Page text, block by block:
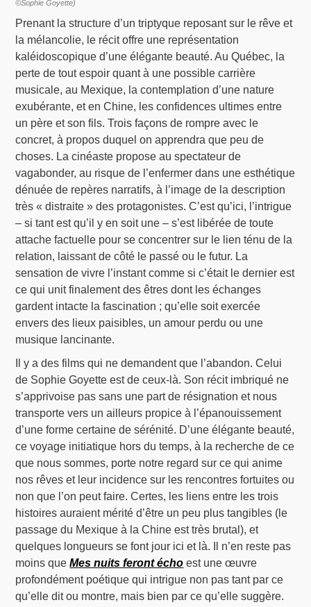
©Sophie Goyette)
Prenant la structure d’un triptyque reposant sur le rêve et
la mélancolie, le récit offre une représentation
kaléidoscopique d’une élégante beauté. Au Québec, la
perte de tout espoir quant à une possible carrière
musicale, au Mexique, la contemplation d’une nature
exubérante, et en Chine, les confidences ultimes entre
un père et son fils. Trois façons de rompre avec le
concret, à propos duquel on apprendra que peu de
choses. La cinéaste propose au spectateur de
vagabonder, au risque de l’enfermer dans une esthétique
dénuée de repères narratifs, à l’image de la description
très « distraite » des protagonistes. C’est qu’ici, l’intrigue
– si tant est qu’il y en soit une – s’est libérée de toute
attache factuelle pour se concentrer sur le lien ténu de la
relation, laissant de côté le passé ou le futur. La
sensation de vivre l’instant comme si c’était le dernier est
ce qui unit finalement des êtres dont les échanges
gardent intacte la fascination ; qu’elle soit exercée
envers des lieux paisibles, un amour perdu ou une
musique lancinante.
Il y a des films qui ne demandent que l’abandon. Celui
de Sophie Goyette est de ceux-là. Son récit imbriqué ne
s’apprivoise pas sans une part de résignation et nous
transporte vers un ailleurs propice à l’épanouissement
d’une forme certaine de sérénité. D’une élégante beauté,
ce voyage initiatique hors du temps, à la recherche de ce
que nous sommes, porte notre regard sur ce qui anime
nos rêves et leur incidence sur les rencontres fortuites ou
non que l’on peut faire. Certes, les liens entre les trois
histoires auraient mérité d’être un peu plus tangibles (le
passage du Mexique à la Chine est très brutal), et
quelques longueurs se font jour ici et là. Il n’en reste pas
moins queMes nuits feront écho est une œuvre
profondément poétique qui intrigue non pas tant par ce
qu’elle dit ou montre, mais bien par ce qu’elle suggère.